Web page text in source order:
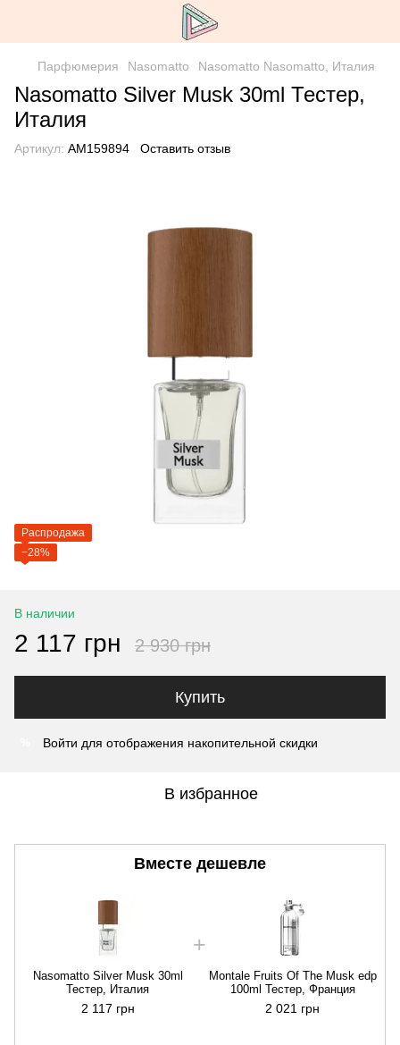
Парфюмерия Nasomatto Nasomatto Nasomatto, Италия
Nasomatto Silver Musk 30ml Тестер,
Италия
Артикул: AM159894 Оставить отзыв
Распродажа
−28%
В наличии
2 117 грн 2 930 грн
Купить
Войти для отображения накопительной скидки
В избранное
Вместе дешевле
Nasomatto Silver Musk 30ml
Тестер, Италия
2 117 грн
Montale Fruits Of The Musk edp
100ml Тестер, Франция
2 021 грн